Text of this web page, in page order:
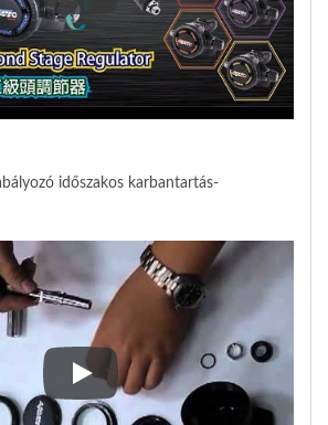
Aquatec_Scuba｜Második
időszakos karbantartás-
RG-3100S búvárszabályozó